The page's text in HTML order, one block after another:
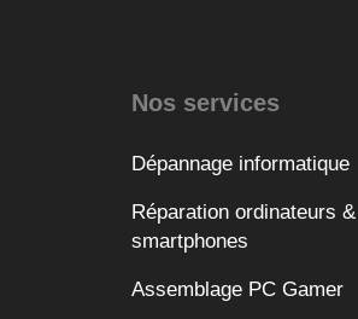
Nos services
Dépannage informatique
Réparation ordinateurs &
smartphones
Assemblage PC Gamer